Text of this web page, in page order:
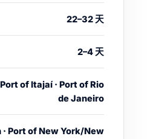
22–32 天
2–4 天
of Itajaí · Port of Rio
de Janeiro
Port of New York/New